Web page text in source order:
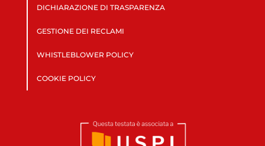
DICHIARAZIONE DI TRASPARENZA
GESTIONE DEI RECLAMI
WHISTLEBLOWER POLICY
COOKIE POLICY